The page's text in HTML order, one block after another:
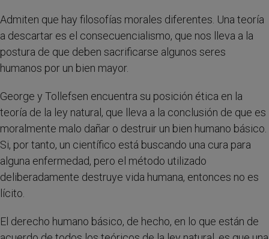
Admiten que hay filosofías morales diferentes. Una teoría
a descartar es el consecuencialismo, que nos lleva a la
postura de que deben sacrificarse algunos seres
humanos por un bien mayor.
George y Tollefsen encuentra su posición ética en la
teoría de la ley natural, que lleva a la conclusión de que es
moralmente malo dañar o destruir un bien humano básico.
Si, por tanto, un científico está buscando una cura para
alguna enfermedad, pero el método utilizado
deliberadamente destruye vida humana, entonces no es
lícito.
El derecho humano básico, de hecho, en lo que están de